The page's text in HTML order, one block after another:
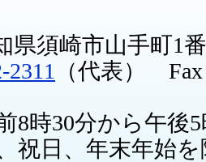
県須崎市山手町1
2311
（代表） Fax
8時30分から午後
祝日、年末年始